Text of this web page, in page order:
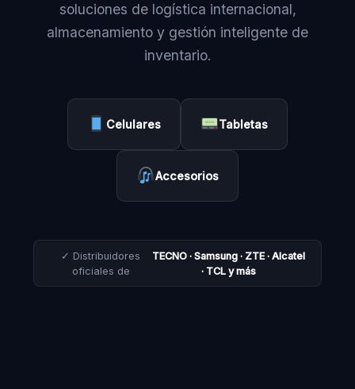
soluciones de logística internacional,
almacenamiento y gestión inteligente de
inventario.
Celulares Tabletas
Accesorios
✓ Distribuidores
oficiales de
TECNO · Samsung · ZTE · Alcatel
· TCL y más